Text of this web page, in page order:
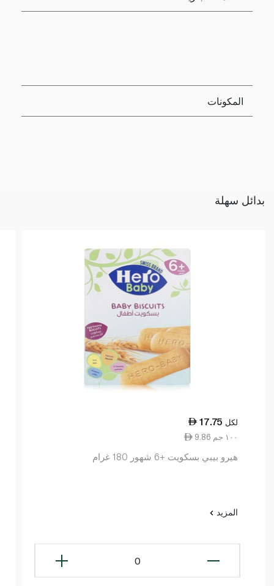
المكونات
بدائل سهلة
17.75 لكل
9.86 ١٠٠ جم
هيرو بيبي بسكويت +6 شهور 180 غرام
المزيد
0